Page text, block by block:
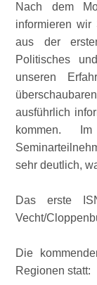
Nach dem
informieren wir
aus der
Politisches
unseren
ausführlich
kommen.
sehr deutlich,
Das erste
Vecht/
Die
Regionen statt: